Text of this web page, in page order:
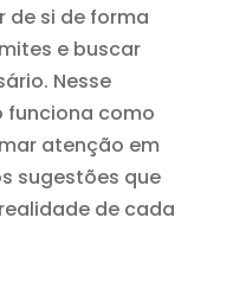
de si de forma
e buscar
Nesse
funciona como
atenção em
sugestões que
de cada